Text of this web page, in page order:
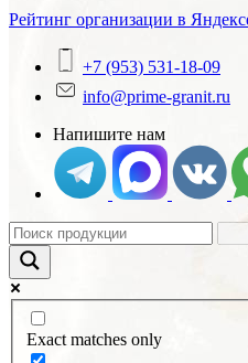
Рейтинг организации в
+7 (953) 531-18-09
info@prime-granit.ru
Напишите нам
Exact matches only